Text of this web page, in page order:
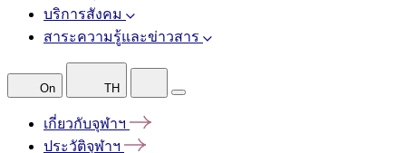
บริการสังคม
สาระความรู้และข่าวสาร
On TH
เกี่ยวกับจุฬาฯ
ประวัติจุฬาฯ